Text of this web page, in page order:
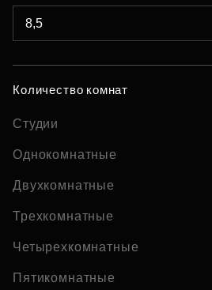
Количество комнат
Студии
Однокомнатные
Двухкомнатные
Трехкомнатные
Четырехкомнатные
Пятикомнатные